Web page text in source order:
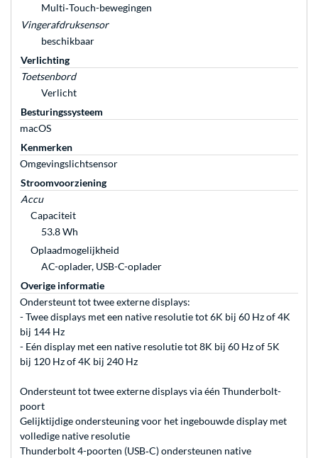
Multi‑Touch-bewegingen
Vingerafdruksensor
beschikbaar
Verlichting
Toetsenbord
Verlicht
Besturingssysteem
macOS
Kenmerken
Omgevingslichtsensor
Stroomvoorziening
Accu
Capaciteit
53.8 Wh
Oplaadmogelijkheid
AC-oplader, USB-C-oplader
Overige informatie
Ondersteunt tot twee externe displays:
- Twee displays met een native resolutie tot 6K bij 60 Hz of 4K
bij 144 Hz
- Eén display met een native resolutie tot 8K bij 60 Hz of 5K
bij 120 Hz of 4K bij 240 Hz
Ondersteunt tot twee externe displays via één Thunderbolt-
poort
Gelijktijdige onder­steuning voor het ingebouwde display met
volledige native resolutie
Thunderbolt 4-poorten (USB‑C) ondersteunen native